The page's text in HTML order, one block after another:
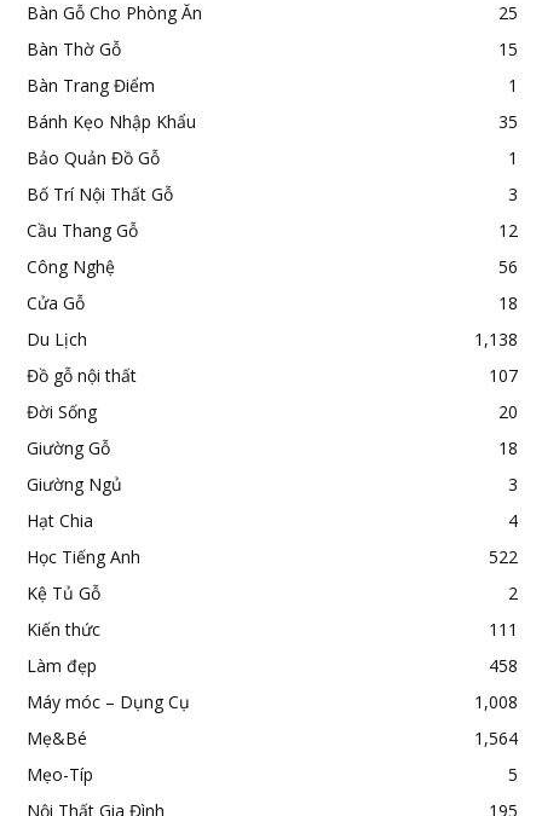
Bàn Gỗ Cho Phòng Ăn
25
Bàn Thờ Gỗ
15
Bàn Trang Điểm
1
Bánh Kẹo Nhập Khẩu
35
Bảo Quản Đồ Gỗ
1
Bố Trí Nội Thất Gỗ
3
Cầu Thang Gỗ
12
Công Nghệ
56
Cửa Gỗ
18
Du Lịch
1,138
Đồ gỗ nội thất
107
Đời Sống
20
Giường Gỗ
18
Giường Ngủ
3
Hạt Chia
4
Học Tiếng Anh
522
Kệ Tủ Gỗ
2
Kiến thức
111
Làm đẹp
458
Máy móc – Dụng Cụ
1,008
Mẹ&Bé
1,564
Mẹo-Típ
5
Nội Thất Gia Đình
195